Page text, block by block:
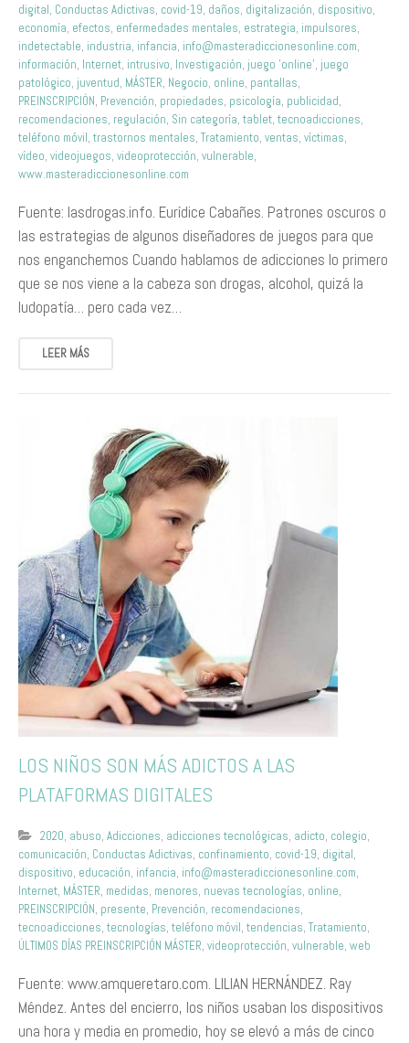
digital, Conductas Adictivas, covid-19, daños, digitalización, dispositivo,
economía, efectos, enfermedades mentales, estrategia, impulsores,
indetectable, industria, infancia, info@masteradiccionesonline.com,
información, Internet, intrusivo, Investigación, juego 'online', juego
patológico, juventud, MÁSTER, Negocio, online, pantallas,
PREINSCRIPCIÓN, Prevención, propiedades, psicología, publicidad,
recomendaciones, regulación, Sin categoría, tablet, tecnoadicciones,
teléfono móvil, trastornos mentales, Tratamiento, ventas, víctimas,
vídeo, videojuegos, videoprotección, vulnerable,
www.masteradiccionesonline.com
Fuente: lasdrogas.info. Eurídice Cabañes. Patrones oscuros o
las estrategias de algunos diseñadores de juegos para que
nos enganchemos Cuando hablamos de adicciones lo primero
que se nos viene a la cabeza son drogas, alcohol, quizá la
ludopatía… pero cada vez…
LEER MÁS
LOS NIÑOS SON MÁS ADICTOS A LAS
PLATAFORMAS DIGITALES
2020, abuso, Adicciones, adicciones tecnológicas, adicto, colegio,
comunicación, Conductas Adictivas, confinamiento, covid-19, digital,
dispositivo, educación, infancia, info@masteradiccionesonline.com,
Internet, MÁSTER, medidas, menores, nuevas tecnologías, online,
PREINSCRIPCIÓN, presente, Prevención, recomendaciones,
tecnoadicciones, tecnologías, teléfono móvil, tendencias, Tratamiento,
ÚLTIMOS DÍAS PREINSCRIPCIÓN MÁSTER, videoprotección, vulnerable, web
Fuente: www.amqueretaro.com. LILIAN HERNÁNDEZ. Ray
Méndez. Antes del encierro, los niños usaban los dispositivos
una hora y media en promedio, hoy se elevó a más de cinco